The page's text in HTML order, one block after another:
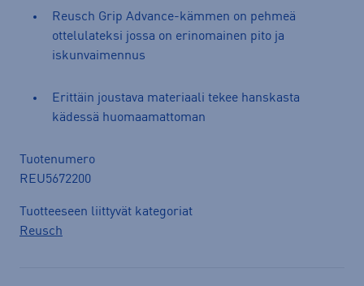
Reusch Grip Advance-kämmen on pehmeä
ottelulateksi jossa on erinomainen pito ja
iskunvaimennus
Erittäin joustava materiaali tekee hanskasta
kädessä huomaamattoman
Tuotenumero
REU5672200
Tuotteeseen liittyvät kategoriat
Reusch